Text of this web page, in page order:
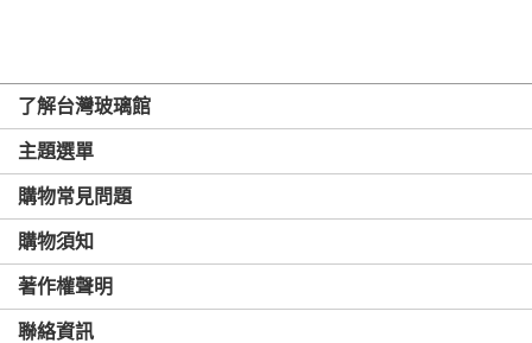
了解台灣玻璃館
主題選單
購物常見問題
購物須知
著作權聲明
聯絡資訊